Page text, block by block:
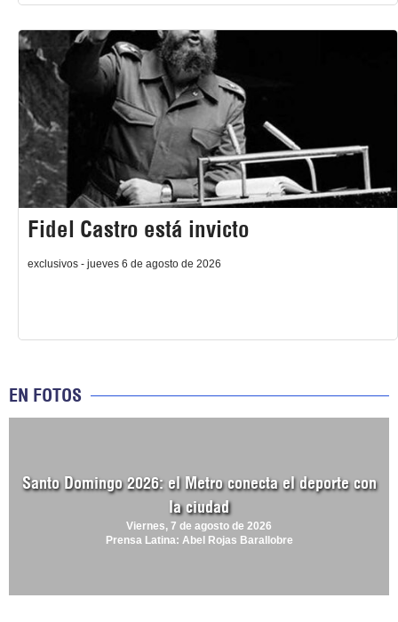
Fidel Castro está invicto
exclusivos - jueves 6 de agosto de 2026
EN FOTOS
Santo Domingo 2026: el Metro conecta el deporte con
la ciudad
Viernes, 7 de agosto de 2026
Prensa Latina: Abel Rojas Barallobre